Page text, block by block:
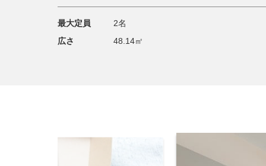
最大定員
2名
広さ
48.14㎡